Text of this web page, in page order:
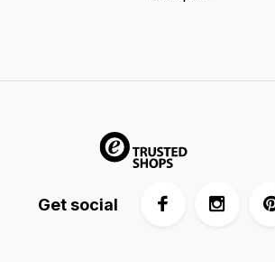
Get social